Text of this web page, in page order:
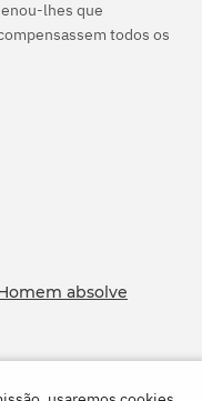
lhes que
todos os
absolve